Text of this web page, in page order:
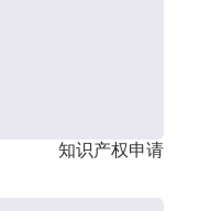
知识产权申请